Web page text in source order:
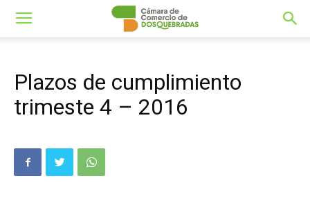
Plazos de cumplimiento
trimeste 4 – 2016